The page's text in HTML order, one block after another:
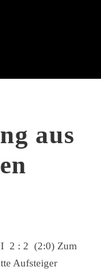
aus
2 : 2 (2:0) Zum
Aufsteiger